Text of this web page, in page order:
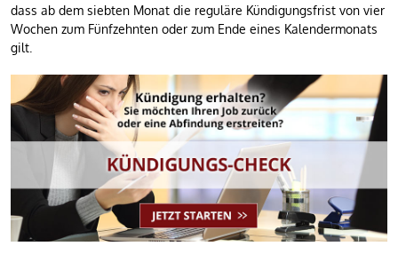
dass ab dem siebten Monat die reguläre Kündigungsfrist von vier
Wochen zum Fünfzehnten oder zum Ende eines Kalendermonats
gilt.